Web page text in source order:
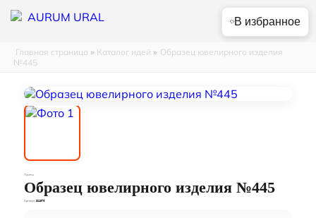
Главная страница » Каталог идей » Образец ювелирного изделия
№445
Пусеты
Образец ювелирного изделия №445
Артикул: 311570
В избранное